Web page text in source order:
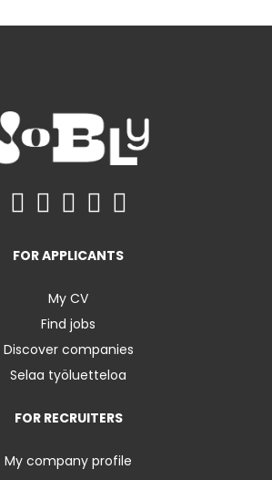
FOR APPLICANTS
My CV
Find jobs
Discover companies
Selaa työluetteloa
FOR RECRUITERS
My company profile